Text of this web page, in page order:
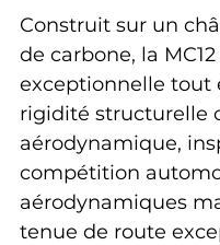
Construit sur un
de carbone, la
exceptionnelle tout
rigidité structurelle
aérodynamique,
compétition
aérodynamiques
tenue de route